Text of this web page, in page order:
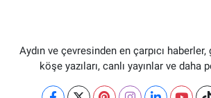
Aydın ve çevresinden en çarpıcı
köşe yazıları, canlı yayınlar ve daha